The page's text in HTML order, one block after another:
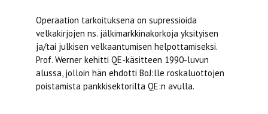
Operaation tarkoituksena on supressioida
velkakirjojen ns. jälkimarkkinakorkoja yksityisen
ja/tai julkisen velkaantumisen helpottamiseksi.
Prof. Werner kehitti QE-käsitteen 1990-luvun
alussa, jolloin hän ehdotti BoJ:lle roskaluottojen
poistamista pankkisektorilta QE:n avulla.